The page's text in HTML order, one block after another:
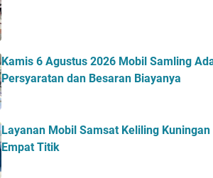
Kamis 6 Agustus 2026 Mobil Samling
Persyaratan dan Besaran Biayanya
Layanan Mobil Samsat Keliling
Empat Titik